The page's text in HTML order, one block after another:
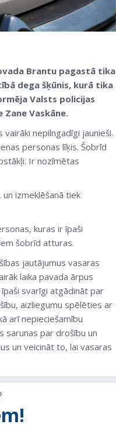
Brantu pagastā tika
dega šķūnis, kurā tika
Valsts policijas
Vaskāne.
nepilngadīgi jaunieši.
personas līķis. Šobrīd
Ir nozīmētas
izmeklēšanā tiek
kuras ir īpaši
šobrīd atturas.
jautājumus vasaras
laika pavada ārpus
svarīgi atgādināt par
aizliegumu spēlēties ar
arī nepieciešamību
sarunas par drošību un
un veicināt to, lai vasaras